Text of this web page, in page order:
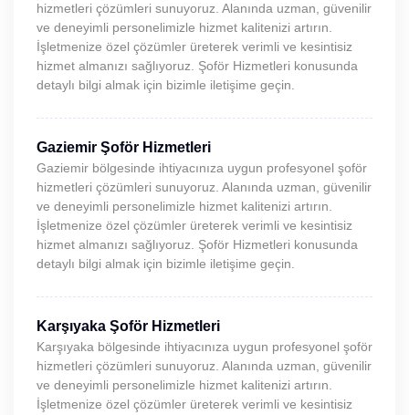
hizmetleri çözümleri sunuyoruz. Alanında uzman, güvenilir
ve deneyimli personelimizle hizmet kalitenizi artırın.
İşletmenize özel çözümler üreterek verimli ve kesintisiz
hizmet almanızı sağlıyoruz. Şoför Hizmetleri konusunda
detaylı bilgi almak için bizimle iletişime geçin.
Gaziemir Şoför Hizmetleri
Gaziemir bölgesinde ihtiyacınıza uygun profesyonel şoför
hizmetleri çözümleri sunuyoruz. Alanında uzman, güvenilir
ve deneyimli personelimizle hizmet kalitenizi artırın.
İşletmenize özel çözümler üreterek verimli ve kesintisiz
hizmet almanızı sağlıyoruz. Şoför Hizmetleri konusunda
detaylı bilgi almak için bizimle iletişime geçin.
Karşıyaka Şoför Hizmetleri
Karşıyaka bölgesinde ihtiyacınıza uygun profesyonel şoför
hizmetleri çözümleri sunuyoruz. Alanında uzman, güvenilir
ve deneyimli personelimizle hizmet kalitenizi artırın.
İşletmenize özel çözümler üreterek verimli ve kesintisiz